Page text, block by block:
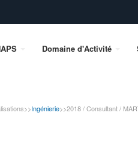
Domaine d'Activité
>>Ingénierie>>2018 / Consultant /